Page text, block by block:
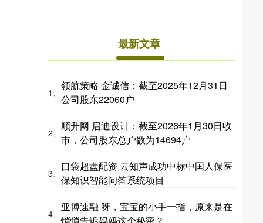
最新文章
1、
领航策略 金诚信：截至2025年12月31日
公司股东22060户
2、
顺升网 启迪设计：截至2026年1月30日收
市，公司股东总户数为14694户
3、
口袋超盘配资 云知声成功中标中国人保医
保知识智能问答系统项目
4、
亚博速融 呀，宝宝的小手一指，原来是在